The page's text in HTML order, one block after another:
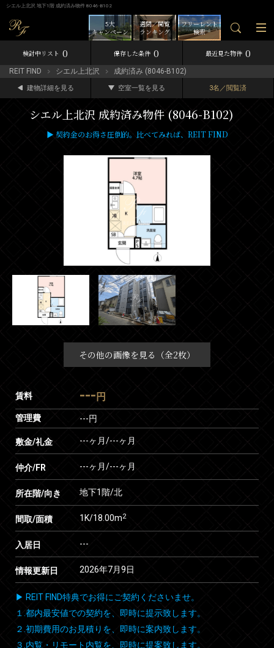
シエル上北沢 地下1階 成約済み物件 8046-B102
フリーレント
検索
週間／閲覧
ランキング
5大
キャンペーン
検討中リスト 0 保存した条件 0 最近見た物件 0
REIT FIND シエル上北沢 成約済み (8046-B102)
建物詳細を見る 空室一覧を見る 3名／閲覧済
シエル上北沢 成約済み物件 (8046-B102)
▶ 契約金のお得さ圧倒的。比べてみれば、REIT FIND
その他の画像を見る（全2枚）
賃料 --- 円
管理費 ---円
敷金/礼金 ---ヶ月/---ヶ月
仲介/FR ---ヶ月/---ヶ月
所在階/向き 地下1階/北
間取/面積 1K/18.00m2
入居日 ---
情報更新日 2026年7月9日
▶ REIT FIND特典でお得にご契約くださいませ。
１.都内最安値での契約を、即時に提示致します。
２.初期費用のお見積りを、即時に案内致します。
３.内覧・リモート内覧を、即時に提案致します。